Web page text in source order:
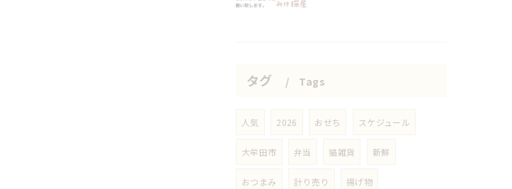
タグ Tags
人気 2026 おせち スケジュール
大牟田市 弁当 猫雑貨 新鮮
おつまみ 計り売り 揚げ物